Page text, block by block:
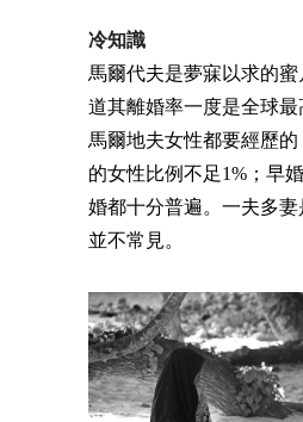
冷知識
馬爾代夫是夢寐以求的
道其離婚率一度是全球
馬爾地夫女性都要經歷
的女性比例不足1%；早
婚都十分普遍。一夫多
並不常見。